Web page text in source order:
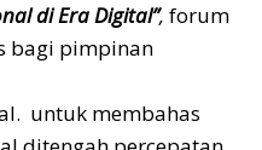
di Era Digital”, forum
bagi pimpinan
untuk membahas